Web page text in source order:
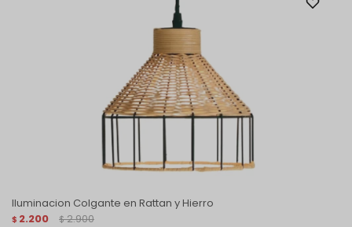
Iluminacion Colgante en Rattan y Hierro
$ 2.200 $ 2.900